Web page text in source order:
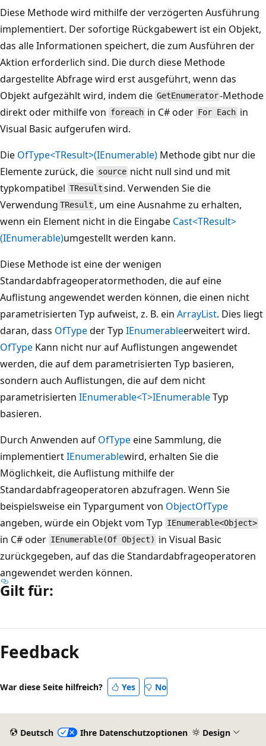
Diese Methode wird mithilfe der verzögerten Ausführung
implementiert. Der sofortige Rückgabewert ist ein Objekt,
das alle Informationen speichert, die zum Ausführen der
Aktion erforderlich sind. Die durch diese Methode
dargestellte Abfrage wird erst ausgeführt, wenn das
Objekt aufgezählt wird, indem die GetEnumerator-Methode
direkt oder mithilfe von foreach in C# oder For Each in
Visual Basic aufgerufen wird.
Die OfType<TResult>(IEnumerable) Methode gibt nur die
Elemente zurück, die source nicht null sind und mit
typkompatibel TResult sind. Verwenden Sie die
Verwendung TResult , um eine Ausnahme zu erhalten,
wenn ein Element nicht in die Eingabe Cast<TResult>
(IEnumerable)umgestellt werden kann.
Diese Methode ist eine der wenigen
Standardabfrageoperatormethoden, die auf eine
Auflistung angewendet werden können, die einen nicht
parametrisierten Typ aufweist, z. B. ein ArrayList. Dies liegt
daran, dass OfTypeder Typ IEnumerableerweitert wird.
OfType Kann nicht nur auf Auflistungen angewendet
werden, die auf dem parametrisierten Typ basieren,
sondern auch Auflistungen, die auf dem nicht
parametrisierten IEnumerable<T>IEnumerableTyp
basieren.
Durch Anwenden auf OfTypeeine Sammlung, die
implementiertIEnumerablewird, erhalten Sie die
Möglichkeit, die Auflistung mithilfe der
Standardabfrageoperatoren abzufragen. Wenn Sie
beispielsweise ein Typargument von ObjectOfType
angeben, würde ein Objekt vom Typ IEnumerable<Object>
in C# oder IEnumerable(Of Object) in Visual Basic
zurückgegeben, auf das die Standardabfrageoperatoren
angewendet werden können.
Gilt für:
deaktiviert
Feedback
War diese Seite hilfreich? Yes No
Deutsch Ihre Datenschutzoptionen Design